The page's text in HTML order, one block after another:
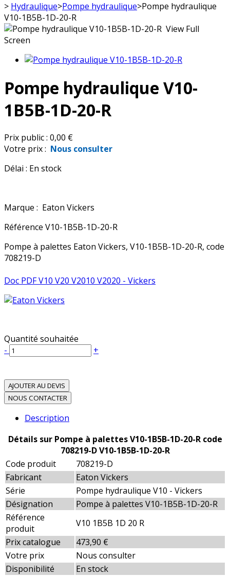
> Hydraulique>Pompe hydraulique>Pompe hydraulique
V10-1B5B-1D-20-R
View Full
Screen
Pompe hydraulique V10-
1B5B-1D-20-R
Prix public : 0,00 €
Votre prix : Nous consulter
Délai : En stock
Marque : Eaton Vickers
Référence V10-1B5B-1D-20-R
Pompe à palettes Eaton Vickers, V10-1B5B-1D-20-R, code
708219-D
Doc PDF V10 V20 V2010 V2020 - Vickers
Quantité souhaitée
-
+
AJOUTER AU DEVIS
NOUS CONTACTER
Description
Détails sur Pompe à palettes V10-1B5B-1D-20-R code
708219-D V10-1B5B-1D-20-R
Code produit
708219-D
Fabricant
Eaton Vickers
Série
Pompe hydraulique V10 - Vickers
Désignation
Pompe à palettes V10-1B5B-1D-20-R
Référence
produit
V10 1B5B 1D 20 R
Prix catalogue
473,90 €
Votre prix
Nous consulter
Disponibilité
En stock